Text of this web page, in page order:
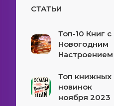
СТАТЬИ
Топ-10 Книг с
Новогодним
Настроением
Топ книжных
новинок
ноября 2023